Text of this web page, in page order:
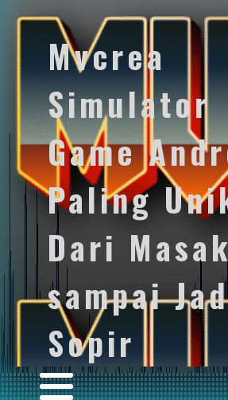
Mvcrea
Simulator
Game
Paling
Dari Masak
sampai
Sopir